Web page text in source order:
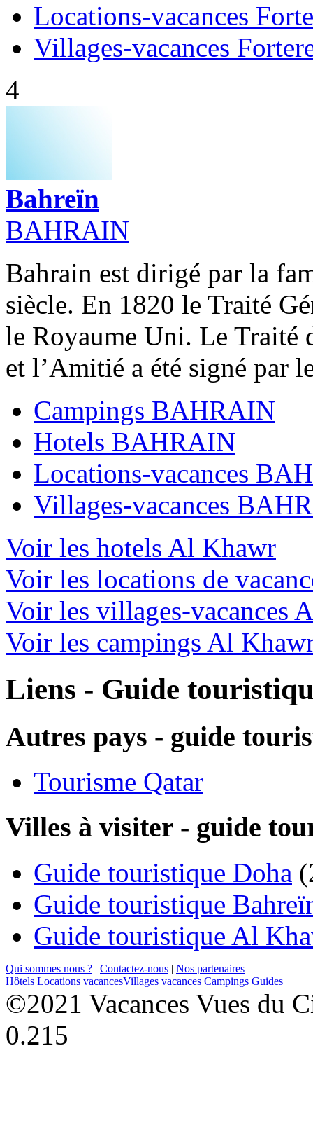
Locations-vacances
Villages-vacances
4
Bahreïn
BAHRAIN
Bahrain est dirigé par la
siècle. En 1820 le Traité
le Royaume Uni. Le Traité
et l’Amitié a été signé par
Campings BAHRAIN
Hotels BAHRAIN
Locations-vacances
Villages-vacances
Voir les hotels Al Khawr
Voir les locations de
Voir les villages-vacances
Voir les campings Al
Liens - Guide
Autres pays - guide
Tourisme Qatar
Villes à visiter - guide
Guide touristique Doha
Guide touristique
Guide touristique Al
Qui sommes nous ? | Contactez-nous | Nos partenaires
Hôtels Locations vacancesVillages vacances Campings Guides
©2021 Vacances Vues du
0.215